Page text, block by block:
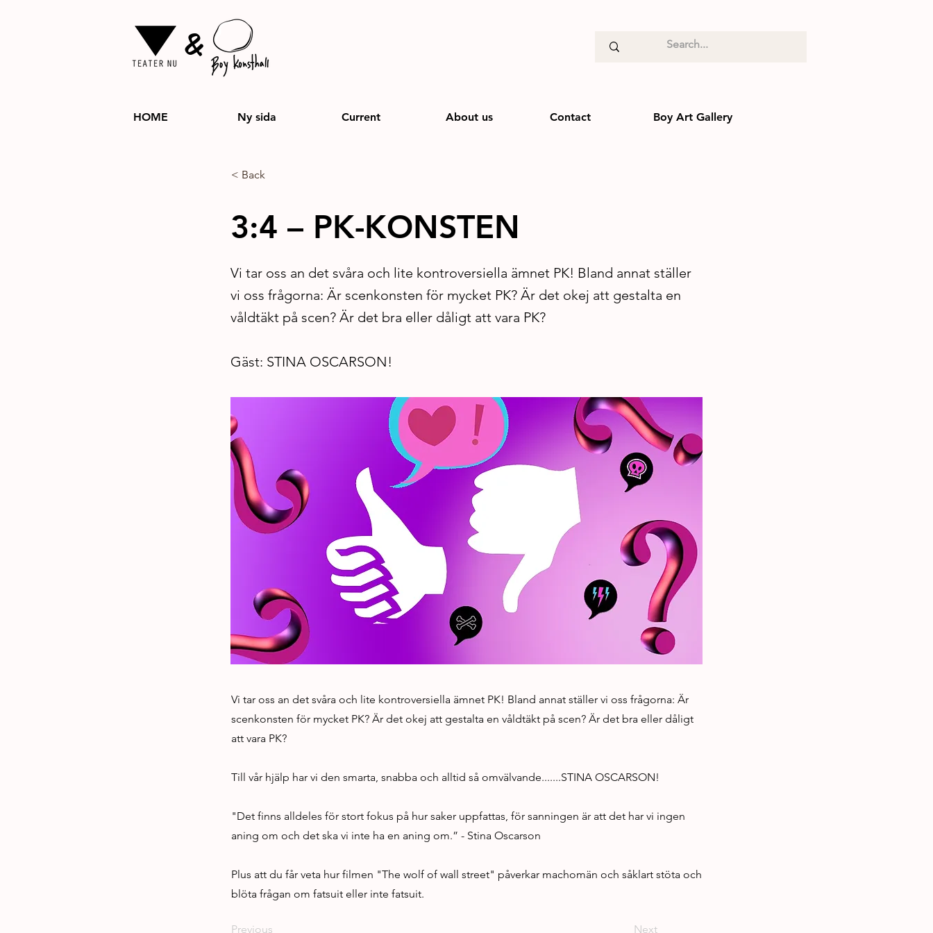
&
HOME Ny sida Current About us Contact Boy Art Gallery
< Back
3:4 – PK-KONSTEN
Vi tar oss an det svåra och lite kontroversiella ämnet PK! Bland annat ställer
vi oss frågorna: Är scenkonsten för mycket PK? Är det okej att gestalta en
våldtäkt på scen? Är det bra eller dåligt att vara PK?
Gäst: STINA OSCARSON!
Vi tar oss an det svåra och lite kontroversiella ämnet PK! Bland annat ställer vi oss frågorna: Är
scenkonsten för mycket PK? Är det okej att gestalta en våldtäkt på scen? Är det bra eller dåligt
att vara PK?
Till vår hjälp har vi den smarta, snabba och alltid så omvälvande.......STINA OSCARSON!
"Det finns alldeles för stort fokus på hur saker uppfattas, för sanningen är att det har vi ingen
aning om och det ska vi inte ha en aning om.” - Stina Oscarson
Plus att du får veta hur filmen "The wolf of wall street" påverkar machomän och såklart stöta och
blöta frågan om fatsuit eller inte fatsuit.
Previous Next